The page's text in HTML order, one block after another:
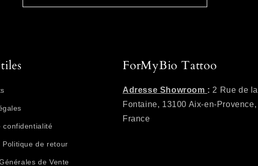
confidentialité
Politique de retour
de Vente
ForMyBio Tattoo
Adresse Showroom : 2 Rue de la
Fontaine, 13100 Aix-en-Provence,
France